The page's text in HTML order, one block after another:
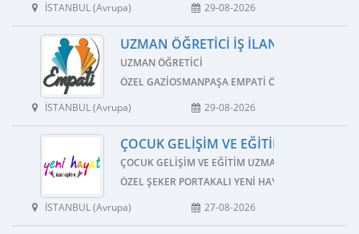
İSTANBUL (Avrupa)
29-08-2026
UZMAN ÖĞRETICI İŞ İLANI
UZMAN ÖĞRETICI
ÖZEL GAZIOSMANPAŞA EMPATI ÖZEL EĞITIM VE
İSTANBUL (Avrupa)
29-08-2026
ÇOCUK GELIŞIM VE EĞITIM UZMANI
ÇOCUK GELIŞIM VE EĞITIM UZMANI
ÖZEL ŞEKER PORTAKALI YENI HAYAT ÖZEL EĞITIM
İSTANBUL (Avrupa)
27-08-2026